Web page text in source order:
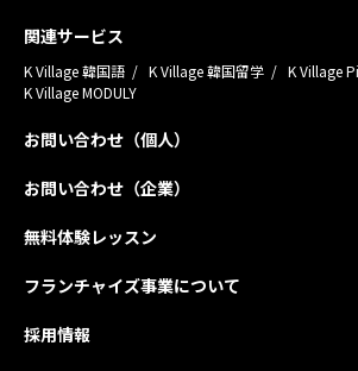
関連サービス
K Village 韓国語 K Village 韓国留学
K Village
K Village MODULY
お問い合わせ（個人）
お問い合わせ（企業）
無料体験レッスン
フランチャイズ事業について
採用情報